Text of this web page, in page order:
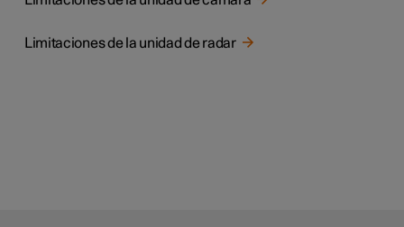
Limitaciones de la unidad de radar